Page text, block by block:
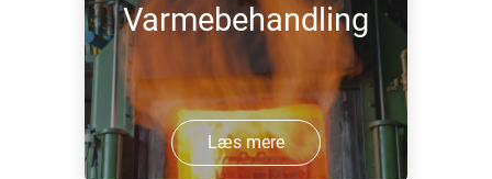
Varmebehandling
Læs mere